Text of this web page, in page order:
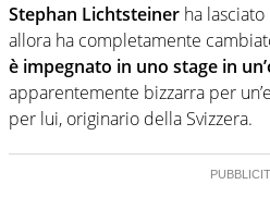
Stephan Lichtsteiner ha
allora ha completamente
è impegnato in uno stage in
apparentemente bizzarra per
per lui, originario della Svizzera.